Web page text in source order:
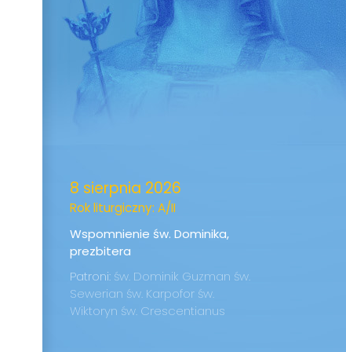
8 sierpnia 2026
Rok liturgiczny: A/II
Wspomnienie św. Dominika,
prezbitera
Patroni: św. Dominik Guzman św.
Sewerian św. Karpofor św.
Wiktoryn św. Crescentianus